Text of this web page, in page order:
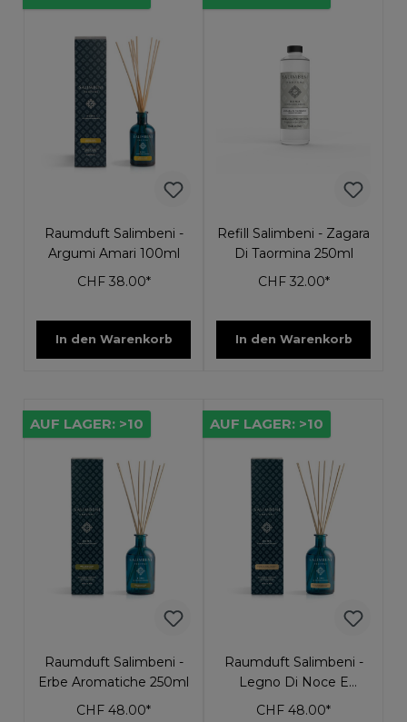
Raumduft Salimbeni -
Argumi Amari 100ml
CHF 38.00*
In den Warenkorb
Refill Salimbeni - Zagara
Di Taormina 250ml
CHF 32.00*
In den Warenkorb
AUF LAGER: >10
Raumduft Salimbeni -
Erbe Aromatiche 250ml
CHF 48.00*
AUF LAGER: >10
Raumduft Salimbeni -
Legno Di Noce E
Radica 250ml
CHF 48.00*